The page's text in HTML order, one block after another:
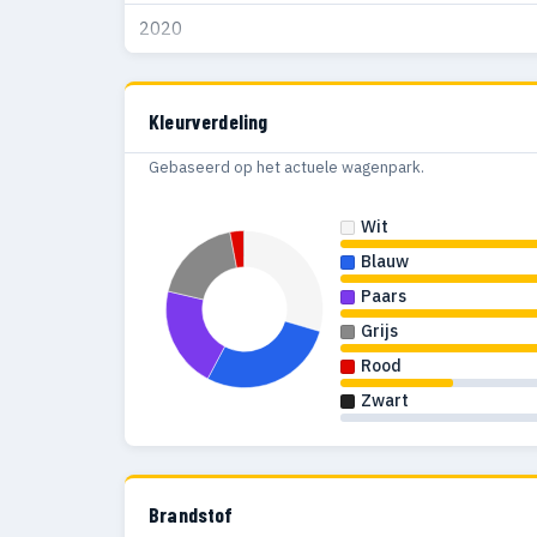
2020
Kleurverdeling
Gebaseerd op het actuele wagenpark.
Wit
Blauw
Paars
Grijs
Rood
Zwart
Brandstof